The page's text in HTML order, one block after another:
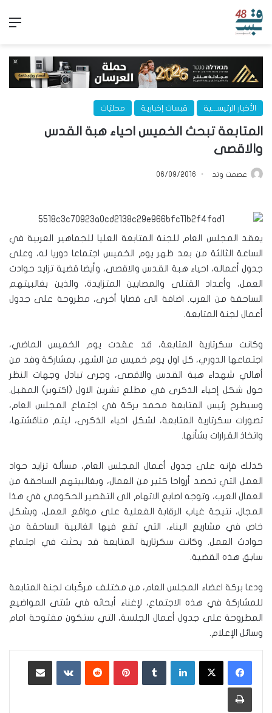
الأخبار الرئيســـية قبسات إخبارية محليّات
المتابعة تبحث الخميس احياء هبة القدس
والاقصى
عصمت وتد 06/09/2016
يعقد المجلس العام للجنة المتابعة العليا للجماهير العربية في
الساعة الثالثة من بعد ظهر يوم الخميس اجتماعا دوريا له، وعلى
جدول أعماله، احياء هبة القدس والاقصى، وأيضا قضية تزايد حوادث
العمل، وأعداد القتلى والمصابين المتزايدة، والذين بغالبيتهم
الساحقة من العرب. اضافة الى قضايا أخرى، مطروحة على جدول
أعمال لجنة المتابعة.
وكانت سكرتارية المتابعة، قد عقدت يوم الخميس الماضي،
اجتماعها الدوري، كل اول يوم خميس من الشهر، بمشاركة وفد من
أهالي شهداء هبة القدس والاقصى، وجرى تبادل وجهات النظر
حول شكل إحياء الذكرى في مطلع تشرين الاول (اكتوبر) المقبل.
وسيطرح رئيس المتابعة محمد بركة في اجتماع المجلس العام،
تصورات سكرتارية المتابعة، لشكل احياء الذكرى، ليتم مناقشتها،
واتخاذ القرارات بشأنها.
كذلك فإنه على جدول أعمال المجلس العام، مسألة تزايد حواد
العمل التي تحصد أرواحا كثير من العمال، وبغالبيتهم الساحقة من
العمال العرب، وتوجه اصابع الاتهام الى التقصير الحكومي في هذا
المجال، نتيجة غياب الرقابة الفعلية على مواقع العمل، وبشكل
خاص في مشاريع البناء، التي تقع فيها الغالبية الساحقة من
حوادث العمل. وكانت سكرتارية المتابعة قد بحثت في اجتماع
سابق هذه القضية.
ودعا بركة اعضاء المجلس العام، من مختلف مركّبات لجنة المتابعة
للمشاركة في هذه الاجتماع، لإغناء أبحاثه في شتى المواضيع
المطروحة على جدول أعمال الجلسة، التي ستكون مفتوحة امام
وسائل الإعلام.
لينكدإن بينتيريست ‏VKontakte
طباعة